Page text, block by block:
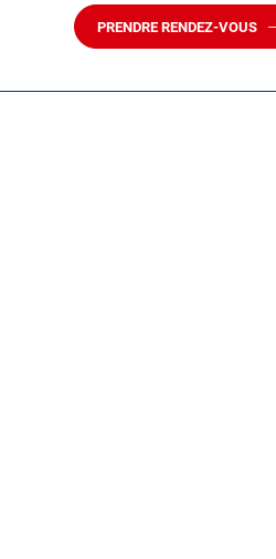
PRENDRE RENDEZ-VOUS
AVEC
LE
AUTOSUR